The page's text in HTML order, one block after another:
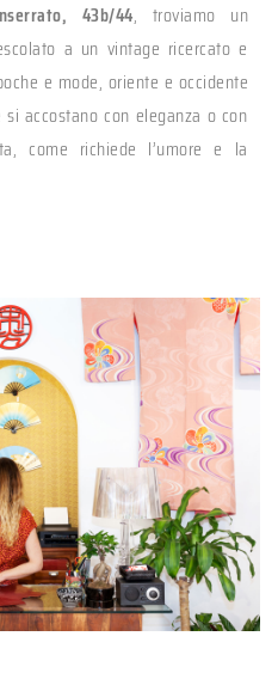
43b/44, troviamo un
a un vintage ricercato e
e mode, oriente e occidente
accostano con eleganza o con
come richiede l’umore e la